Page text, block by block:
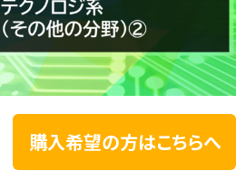
購入希望の方はこちらへ